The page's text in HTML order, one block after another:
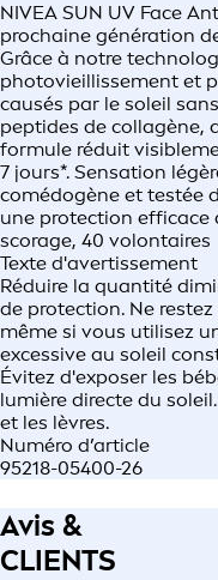
NIVEA SUN UV Face
prochaine génération
Grâce à notre
photovieillissement et
causés par le soleil
peptides de collagène,
formule réduit
7 jours*. Sensation
comédogène et testée
une protection efficace
scorage, 40 volontaires
Texte d'avertissement
Réduire la quantité
de protection. Ne
même si vous utilisez
excessive au soleil
Évitez d'exposer les
lumière directe du
et les lèvres.
Numéro d’article
95218-05400-26
Avis &
CLIENTS